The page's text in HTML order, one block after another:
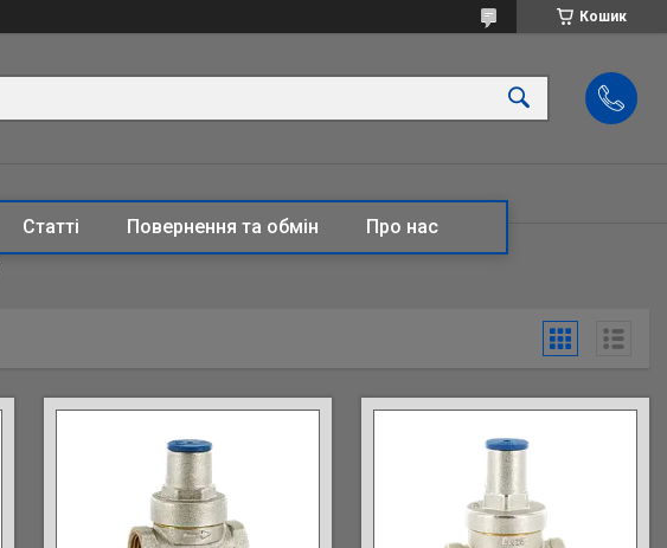
Кошик
Статті Повернення та обмін Про нас